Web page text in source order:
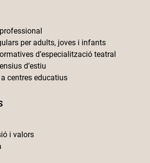
per adults, joves i infants
d’especialització teatral
d’estiu
centres educatius
i valors